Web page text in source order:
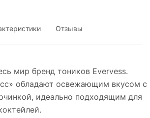
Отзывы
мир бренд тоников Evervess.
обладают освежающим вкусом с
идеально подходящим для